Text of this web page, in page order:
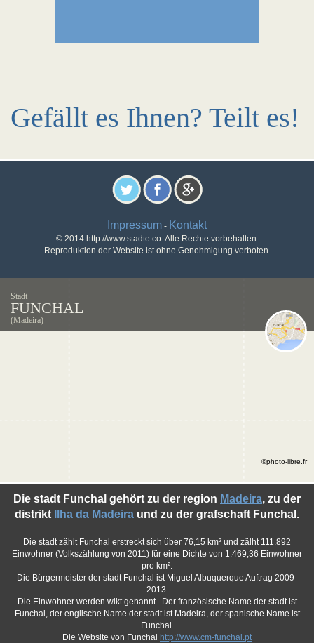
Gefällt es Ihnen? Teilt es!
Impressum - Kontakt
© 2014 http://www.stadte.co. Alle Rechte vorbehalten.
Reproduktion der Website ist ohne Genehmigung verboten.
Stadt
FUNCHAL
(Madeira)
Die stadt Funchal gehört zu der region Madeira, zu der
distrikt
Ilha da Madeira und zu der grafschaft Funchal.
Die stadt zählt Funchal erstreckt sich über 76,15 km² und zälht 111.892
Einwohner (Volkszählung von 2011) für eine Dichte von 1.469,36 Einwohner
pro km².
Die Bürgermeister der stadt Funchal ist Miguel Albuquerque Auftrag 2009-
2013.
Die Einwohner werden wikt genannt.. Der französische Name der stadt ist
Funchal, der englische Name der stadt ist Madeira, der spanische Name ist
Funchal.
Die Website von Funchal http://www.cm-funchal.pt
©photo-libre.fr